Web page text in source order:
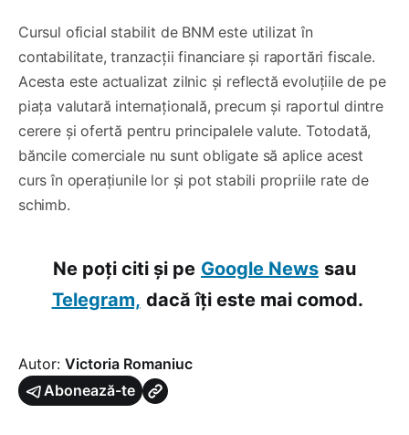
Cursul oficial stabilit de BNM este utilizat în
contabilitate, tranzacții financiare și raportări fiscale.
Acesta este actualizat zilnic și reflectă evoluțiile de pe
piața valutară internațională, precum și raportul dintre
cerere și ofertă pentru principalele valute. Totodată,
băncile comerciale nu sunt obligate să aplice acest
curs în operațiunile lor și pot stabili propriile rate de
schimb.
Ne poți citi și pe Google News sau
Telegram, dacă îți este mai comod.
Autor: Victoria Romaniuc
Abonează-te